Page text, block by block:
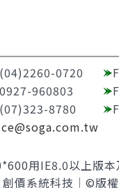
0720
960803
8780
用IE8.0以上版
價系統科技│©版權